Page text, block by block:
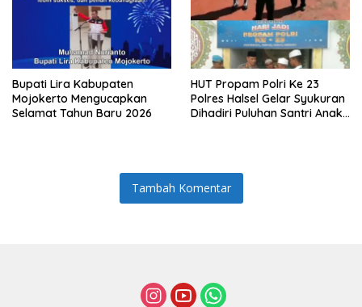
Bupati Lira Kabupaten
Mojokerto Mengucapkan
Selamat Tahun Baru 2026
HUT Propam Polri Ke 23
Polres Halsel Gelar Syukuran
Dihadiri Puluhan Santri Anak
Tambah Komentar